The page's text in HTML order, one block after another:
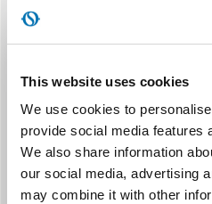
This website uses cookies
We use cookies to
provide social media features
We also share information
our social media, advertising
may combine it with other
Uitgerust met een
elektrostatisch filter (met
koolstoffilter